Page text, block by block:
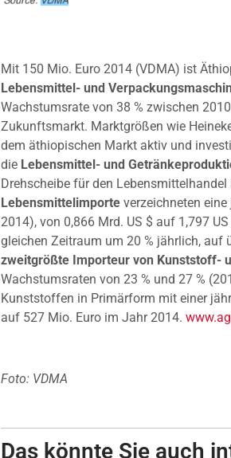
Mit 150 Mio. Euro 2014 (VDMA) ist
Lebensmittel- und
Wachstumsrate von 38 % zwischen
Zukunftsmarkt. Marktgrößen wie
dem äthiopischen Markt aktiv und
die Lebensmittel- und
Drehscheibe für den
Lebensmittelimporte verzeichneten
2014), von 0,866 Mrd. US $ auf 1,797
gleichen Zeitraum um 20 % jährlich, auf
zweitgrößte Importeur von Kunststoff-
Wachstumsraten von 23 % und 27 %
Kunststoffen in Primärform mit einer
auf 527 Mio. Euro im Jahr 2014.
Foto: VDMA
Das könnte Sie auch